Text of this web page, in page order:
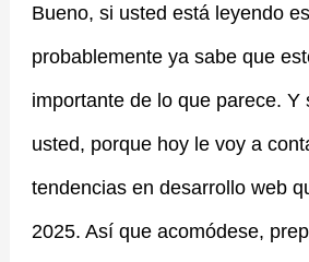
Bueno, si usted está leyendo
probablemente ya sabe que
importante de lo que parece. Y
usted, porque hoy le voy a
tendencias en desarrollo web
2025. Así que acomódese,